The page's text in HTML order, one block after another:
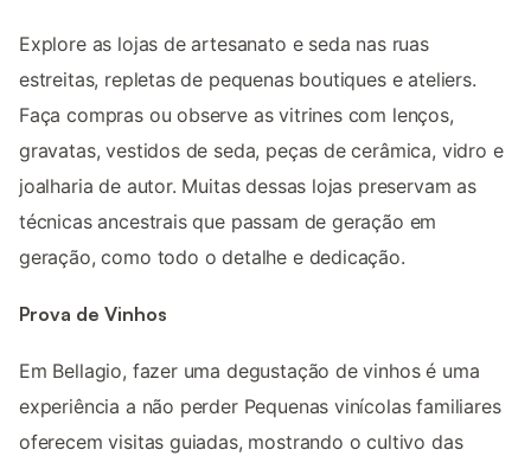
Explore as lojas de artesanato e seda nas ruas
estreitas, repletas de pequenas boutiques e ateliers.
Faça compras ou observe as vitrines com lenços,
gravatas, vestidos de seda, peças de cerâmica, vidro e
joalharia de autor. Muitas dessas lojas preservam as
técnicas ancestrais que passam de geração em
geração, como todo o detalhe e dedicação.
Prova de Vinhos
Em Bellagio, fazer uma degustação de vinhos é uma
experiência a não perder Pequenas vinícolas familiares
oferecem visitas guiadas, mostrando o cultivo das